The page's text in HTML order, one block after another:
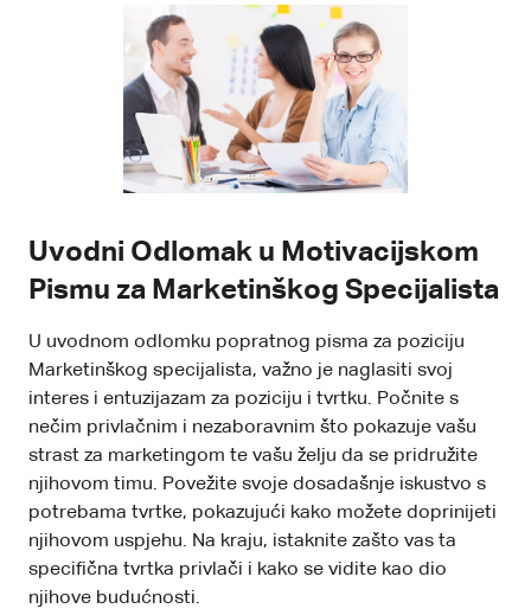
Uvodni Odlomak u Motivacijskom
Pismu za Marketinškog Specijalista
U uvodnom odlomku popratnog pisma za poziciju
Marketinškog specijalista, važno je naglasiti svoj
interes i entuzijazam za poziciju i tvrtku. Počnite s
nečim privlačnim i nezaboravnim što pokazuje vašu
strast za marketingom te vašu želju da se pridružite
njihovom timu. Povežite svoje dosadašnje iskustvo s
potrebama tvrtke, pokazujući kako možete doprinijeti
njihovom uspjehu. Na kraju, istaknite zašto vas ta
specifična tvrtka privlači i kako se vidite kao dio
njihove budućnosti.